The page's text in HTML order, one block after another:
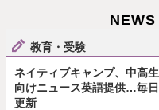
教育・受験
ネイティブキャンプ、中高生
向けニュース英語提供…毎日
更新